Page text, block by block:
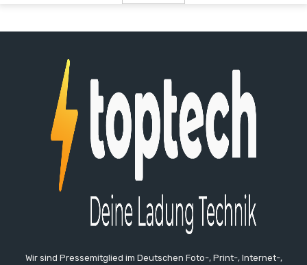
Wir sind Pressemitglied im Deutschen Foto-, Print-, Internet-,